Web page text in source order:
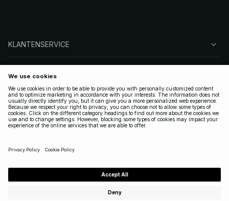
KLANTENSERVICE
VOLG ONS
LEGAAL
NEDERLANDS